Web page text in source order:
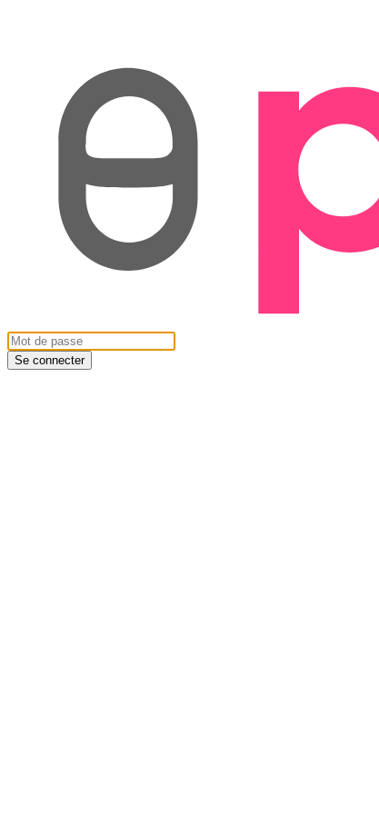
Se connecter